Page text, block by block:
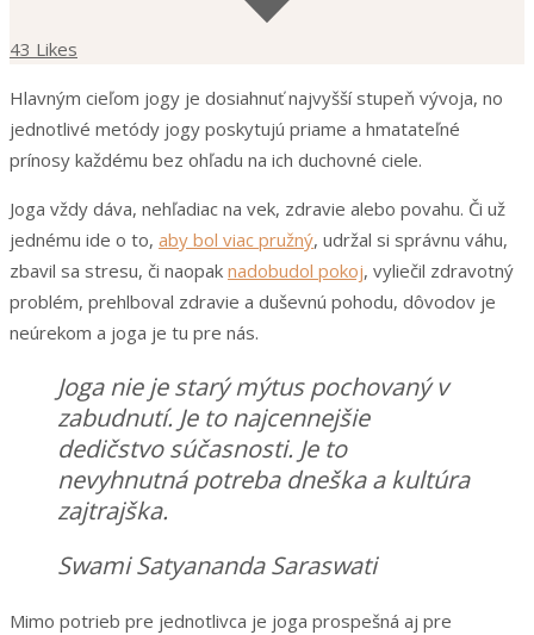
43 Likes
Hlavným cieľom jogy je dosiahnuť najvyšší stupeň vývoja, no
jednotlivé metódy jogy poskytujú priame a hmatateľné
prínosy každému bez ohľadu na ich duchovné ciele.
Joga vždy dáva, nehľadiac na vek, zdravie alebo povahu. Či už
jednému ide o to, aby bol viac pružný, udržal si správnu váhu,
zbavil sa stresu, či naopak nadobudol pokoj, vyliečil zdravotný
problém, prehlboval zdravie a duševnú pohodu, dôvodov je
neúrekom a joga je tu pre nás.
Joga nie je starý mýtus pochovaný v
zabudnutí. Je to najcennejšie
dedičstvo súčasnosti. Je to
nevyhnutná potreba dneška a kultúra
zajtrajška.
Swami Satyananda Saraswati
Mimo potrieb pre jednotlivca je joga prospešná aj pre